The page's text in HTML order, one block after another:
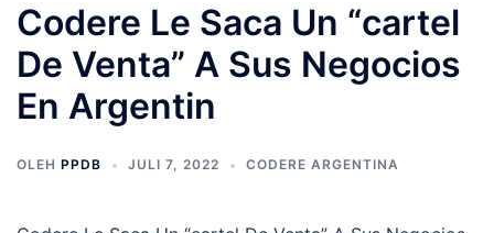
Codere Le Saca Un “cartel
De Venta” A Sus Negocios
En Argentin
OLEH PPDB JULI 7, 2022 CODERE ARGENTINA